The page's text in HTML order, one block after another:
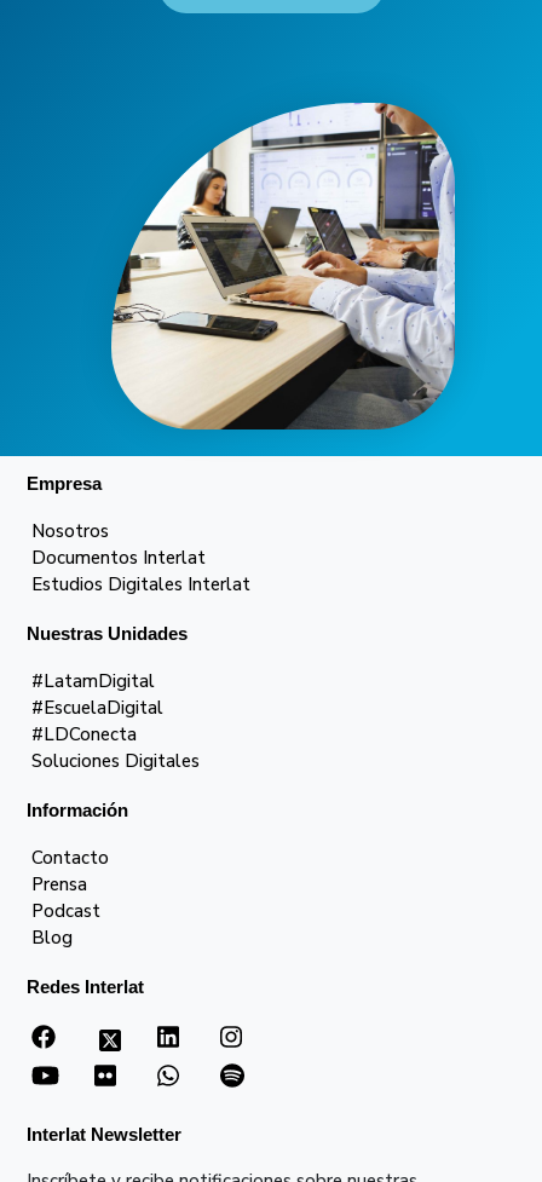
Empresa
Nosotros
Documentos Interlat
Estudios Digitales Interlat
Nuestras Unidades
#LatamDigital
#EscuelaDigital
#LDConecta
Soluciones Digitales
Información
Contacto
Prensa
Podcast
Blog
Redes Interlat
Interlat Newsletter